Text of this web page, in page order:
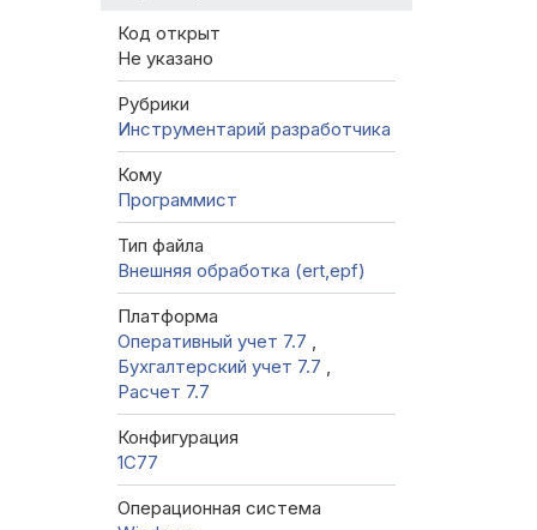
Код открыт
Не указано
Рубрики
Инструментарий разработчика
Кому
Программист
Тип файла
Внешняя обработка (ert,epf)
Платформа
Оперативный учет 7.7 ,
Бухгалтерский учет 7.7 ,
Расчет 7.7
Конфигурация
1C77
Операционная система